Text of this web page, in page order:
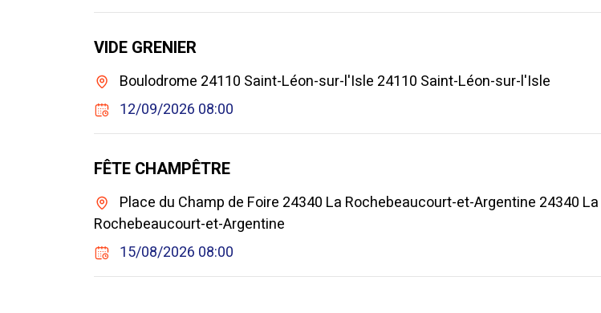
VIDE GRENIER
Boulodrome 24110 Saint-Léon-sur-l'Isle 24110 Saint-Léon-sur-l'Isle
12/09/2026 08:00
FÊTE CHAMPÊTRE
Place du Champ de Foire 24340 La Rochebeaucourt-et-Argentine 24340 La
Rochebeaucourt-et-Argentine
15/08/2026 08:00